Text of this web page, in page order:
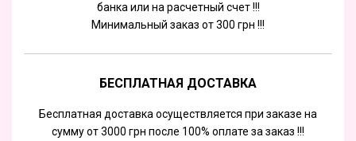
банка или на расчетный счет !!!
Минимальный заказ от 300 грн !!!
БЕСПЛАТНАЯ ДОСТАВКА
Бесплатная доставка осуществляется при заказе на
сумму от 3000 грн после 100% оплате за заказ !!!